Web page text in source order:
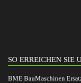
SO ERREICHEN SIE
BME BauMaschinen